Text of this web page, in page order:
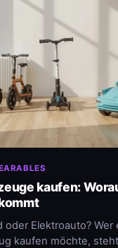
kaufen:
oder Elektroauto? Wer
kaufen möchte,